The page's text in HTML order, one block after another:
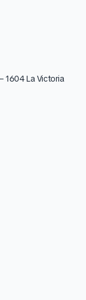
1604 La Victoria